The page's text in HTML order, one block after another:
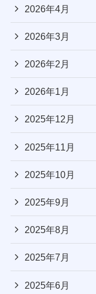
2026年4月
2026年3月
2026年2月
2026年1月
2025年12月
2025年11月
2025年10月
2025年9月
2025年8月
2025年7月
2025年6月